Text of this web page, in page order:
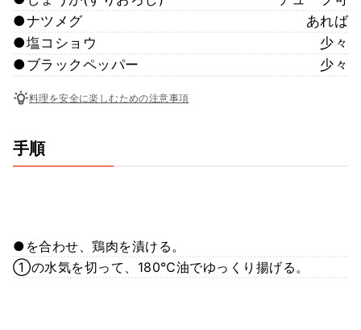
●ナツメグ
あれば
●塩コショウ
少々
●ブラックペッパー
少々
料理を安全に楽しむための注意事項
手順
●を合わせ、鶏肉を漬ける。
①の水気を切って、180℃油でゆっくり揚げる。